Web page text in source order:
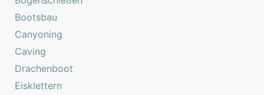
Bootsbau
Canyoning
Caving
Drachenboot
Eisklettern